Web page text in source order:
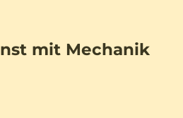
mit Mechanik